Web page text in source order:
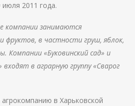
2011 года.
компании занимаются
в частности груш, яблок,
Компании «Буковинский сад» и
в аграрную группу «Сварог
в Харьковской